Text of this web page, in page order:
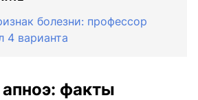
болезни: профессор
4 варианта
факты